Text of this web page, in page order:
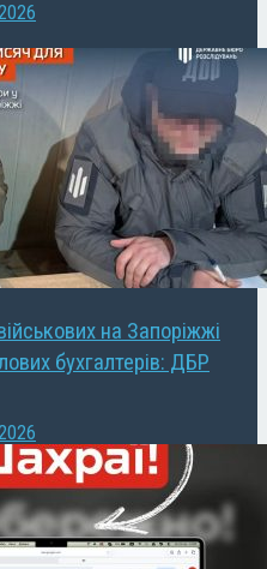
на Запоріжжі
бухгалтерів: ДБР